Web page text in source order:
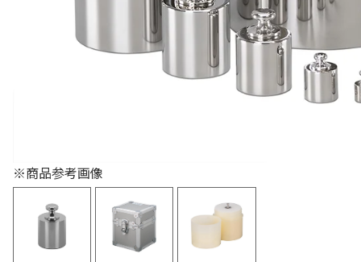
色々な計測器
オプション
※商品参考画像